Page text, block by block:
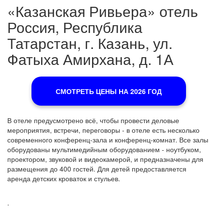
«Казанская Ривьера» отель
Россия, Республика
Татарстан, г. Казань, ул.
Фатыха Амирхана, д. 1А
СМОТРЕТЬ ЦЕНЫ НА 2026 ГОД
В отеле предусмотрено всё, чтобы провести деловые
мероприятия, встречи, переговоры - в отеле есть несколько
современного конференц-зала и конференц-комнат. Все залы
оборудованы мультимедийным оборудованием - ноутбуком,
проектором, звуковой и видеокамерой, и предназначены для
размещения до 400 гостей. Для детей предоставляется
аренда детских кроваток и стульев.
.